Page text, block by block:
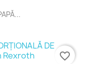
favorite_border